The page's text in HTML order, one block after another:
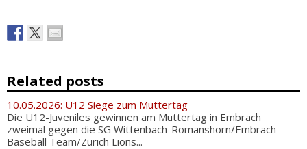
Related posts
10.05.2026: U12 Siege zum Muttertag
Die U12-Juveniles gewinnen am Muttertag in Embrach
zweimal gegen die SG Wittenbach-Romanshorn/Embrach
Baseball Team/Zürich Lions...